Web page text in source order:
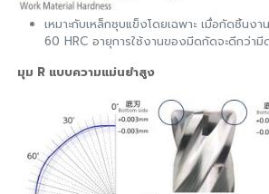
เหมาะกับเหล็กชุบแข็งโดยเฉพาะ เมื่อกัดชิ้นง
60 HRC อายุการใช้งานของมีดกัดจะดีกว่า
มุม R แบบความแม่นยำสูง